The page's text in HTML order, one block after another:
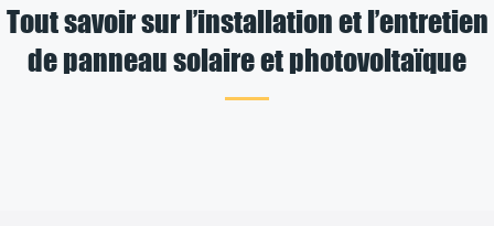
Tout savoir sur l’installation et l’entretien
de panneau solaire et photovoltaïque